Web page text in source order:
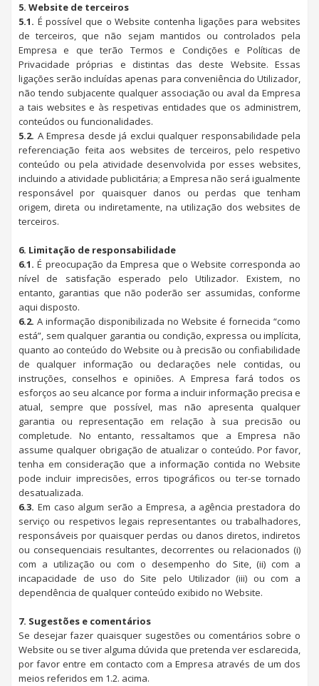
5. Website de terceiros
5.1. É possível que o Website contenha ligações para websites
de terceiros, que não sejam mantidos ou controlados pela
Empresa e que terão Termos e Condições e Políticas de
Privacidade próprias e distintas das deste Website. Essas
ligações serão incluídas apenas para conveniência do Utilizador,
não tendo subjacente qualquer associação ou aval da Empresa
a tais websites e às respetivas entidades que os administrem,
conteúdos ou funcionalidades.
5.2. A Empresa desde já exclui qualquer responsabilidade pela
referenciação feita aos websites de terceiros, pelo respetivo
conteúdo ou pela atividade desenvolvida por esses websites,
incluindo a atividade publicitária; a Empresa não será igualmente
responsável por quaisquer danos ou perdas que tenham
origem, direta ou indiretamente, na utilização dos websites de
terceiros.
6. Limitação de responsabilidade
6.1. É preocupação da Empresa que o Website corresponda ao
nível de satisfação esperado pelo Utilizador. Existem, no
entanto, garantias que não poderão ser assumidas, conforme
aqui disposto.
6.2. A informação disponibilizada no Website é fornecida “como
está”, sem qualquer garantia ou condição, expressa ou implícita,
quanto ao conteúdo do Website ou à precisão ou confiabilidade
de qualquer informação ou declarações nele contidas, ou
instruções, conselhos e opiniões. A Empresa fará todos os
esforços ao seu alcance por forma a incluir informação precisa e
atual, sempre que possível, mas não apresenta qualquer
garantia ou representação em relação à sua precisão ou
completude. No entanto, ressaltamos que a Empresa não
assume qualquer obrigação de atualizar o conteúdo. Por favor,
tenha em consideração que a informação contida no Website
pode incluir imprecisões, erros tipográficos ou ter-se tornado
desatualizada.
6.3. Em caso algum serão a Empresa, a agência prestadora do
serviço ou respetivos legais representantes ou trabalhadores,
responsáveis por quaisquer perdas ou danos diretos, indiretos
ou consequenciais resultantes, decorrentes ou relacionados (i)
com a utilização ou com o desempenho do Site, (ii) com a
incapacidade de uso do Site pelo Utilizador (iii) ou com a
dependência de qualquer conteúdo exibido no Website.
7. Sugestões e comentários
Se desejar fazer quaisquer sugestões ou comentários sobre o
Website ou se tiver alguma dúvida que pretenda ver esclarecida,
por favor entre em contacto com a Empresa através de um dos
meios referidos em 1.2. acima.